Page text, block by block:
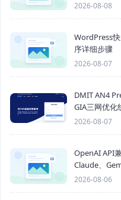
2026-08-08
WordPress
序详细步骤
2026-08-07
DMIT AN4
GIA三网优化
2026-08-07
OpenAI API
Claude、
2026-08-06